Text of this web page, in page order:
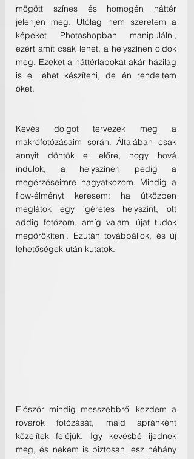
mögött színes és homogén háttér
jelenjen meg. Utólag nem szeretem a
képeket Photoshopban manipulálni,
ezért amit csak lehet, a helyszínen oldok
meg. Ezeket a háttérlapokat akár házilag
is el lehet készíteni, de én rendeltem
őket.
Kevés dolgot tervezek meg a
makrófotózásaim során. Általában csak
annyit döntök el előre, hogy hová
indulok, a helyszínen pedig a
megérzéseimre hagyatkozom. Mindig a
flow-élményt keresem: ha útközben
meglátok egy ígéretes helyszínt, ott
addig fotózom, amíg valami újat tudok
megörökíteni. Ezután továbbállok, és új
lehetőségek után kutatok.
Először mindig messzebbről kezdem a
rovarok fotózását, majd apránként
közelítek feléjük. Így kevésbé ijednek
meg, és nekem is biztosan lesz néhány